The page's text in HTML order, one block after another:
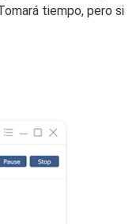
tiempo, pero si